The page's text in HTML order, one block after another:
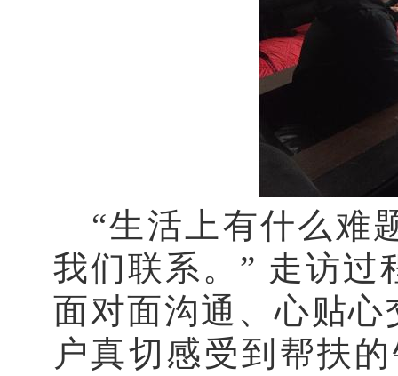
“生活上有什么难
我们联系。” 走访过
面对面沟通、心贴
户真切感受到帮扶